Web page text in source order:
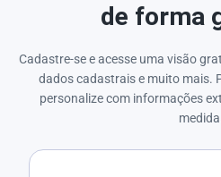
de forma
Cadastre-se e acesse uma visão
dados cadastrais e muito mais.
personalize com informações
medida.